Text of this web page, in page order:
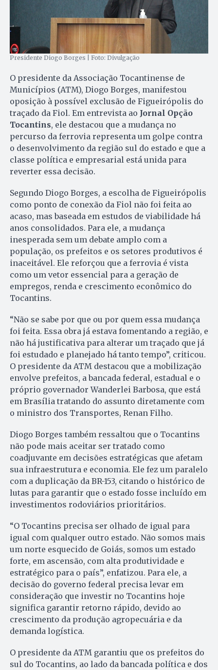
Presidente Diogo Borges | Foto: Divulgação
O presidente da Associação Tocantinense de
Municípios (ATM), Diogo Borges, manifestou
oposição à possível exclusão de Figueirópolis do
traçado da Fiol. Em entrevista ao Jornal Opção
Tocantins, ele destacou que a mudança no
percurso da ferrovia representa um golpe contra
o desenvolvimento da região sul do estado e que a
classe política e empresarial está unida para
reverter essa decisão.
Segundo Diogo Borges, a escolha de Figueirópolis
como ponto de conexão da Fiol não foi feita ao
acaso, mas baseada em estudos de viabilidade há
anos consolidados. Para ele, a mudança
inesperada sem um debate amplo com a
população, os prefeitos e os setores produtivos é
inaceitável. Ele reforçou que a ferrovia é vista
como um vetor essencial para a geração de
empregos, renda e crescimento econômico do
Tocantins.
“Não se sabe por que ou por quem essa mudança
foi feita. Essa obra já estava fomentando a região, e
não há justificativa para alterar um traçado que já
foi estudado e planejado há tanto tempo”, criticou.
O presidente da ATM destacou que a mobilização
envolve prefeitos, a bancada federal, estadual e o
próprio governador Wanderlei Barbosa, que está
em Brasília tratando do assunto diretamente com
o ministro dos Transportes, Renan Filho.
Diogo Borges também ressaltou que o Tocantins
não pode mais aceitar ser tratado como
coadjuvante em decisões estratégicas que afetam
sua infraestrutura e economia. Ele fez um paralelo
com a duplicação da BR-153, citando o histórico de
lutas para garantir que o estado fosse incluído em
investimentos rodoviários prioritários.
“O Tocantins precisa ser olhado de igual para
igual com qualquer outro estado. Não somos mais
um norte esquecido de Goiás, somos um estado
forte, em ascensão, com alta produtividade e
estratégico para o país”, enfatizou. Para ele, a
decisão do governo federal precisa levar em
consideração que investir no Tocantins hoje
significa garantir retorno rápido, devido ao
crescimento da produção agropecuária e da
demanda logística.
O presidente da ATM garantiu que os prefeitos do
sul do Tocantins, ao lado da bancada política e dos